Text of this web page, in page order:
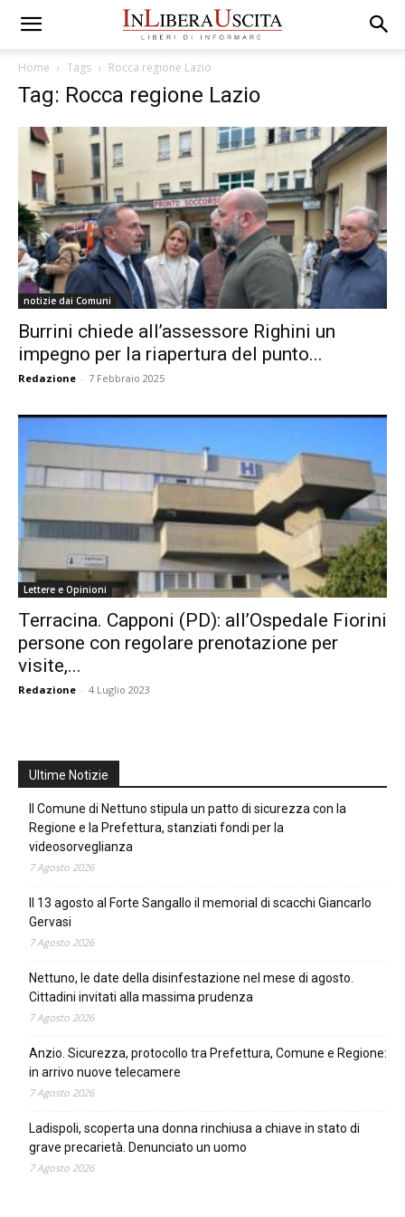
Home Tags Rocca regione Lazio
Tag: Rocca regione Lazio
notizie dai Comuni
Burrini chiede all’assessore Righini un
impegno per la riapertura del punto...
Redazione - 7 Febbraio 2025
Lettere e Opinioni
Terracina. Capponi (PD): all’Ospedale Fiorini
persone con regolare prenotazione per
visite,...
Redazione - 4 Luglio 2023
Ultime Notizie
Il Comune di Nettuno stipula un patto di sicurezza con la
Regione e la Prefettura, stanziati fondi per la
videosorveglianza
7 Agosto 2026
Il 13 agosto al Forte Sangallo il memorial di scacchi Giancarlo
Gervasi
7 Agosto 2026
Nettuno, le date della disinfestazione nel mese di agosto.
Cittadini invitati alla massima prudenza
7 Agosto 2026
Anzio. Sicurezza, protocollo tra Prefettura, Comune e Regione:
in arrivo nuove telecamere
7 Agosto 2026
Ladispoli, scoperta una donna rinchiusa a chiave in stato di
grave precarietà. Denunciato un uomo
7 Agosto 2026